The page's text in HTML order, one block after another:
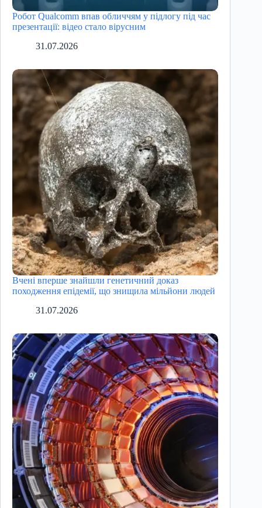
Робот Qualcomm впав обличчям у підлогу під час
презентації: відео стало вірусним
31.07.2026
Вчені вперше знайшли генетичний доказ
походження епідемії, що знищила мільйони людей
31.07.2026